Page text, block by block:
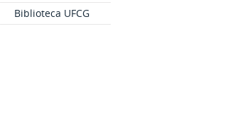
Biblioteca UFCG